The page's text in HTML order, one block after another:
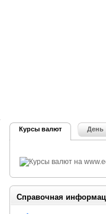
Курсы валют День
Справочная